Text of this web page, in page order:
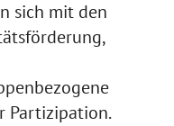
sich mit den
Partizipation.